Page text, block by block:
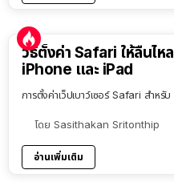
วิธีตั้งค่า Safari ให้ลื่นไห
iPhone และ iPad
การตั้งค่าเว็ปเบาว์เซอร์ Safari สำห
โดย Sasithakan Sritonthip
อ่านเพิ่มเติม